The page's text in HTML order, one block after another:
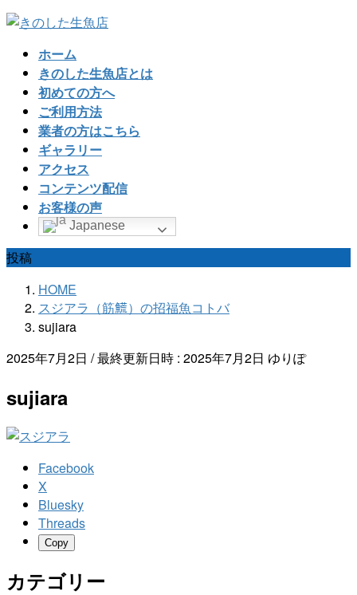
コ
ナ
ホーム
きのした生魚店とは
初めての方へ
ご利用方法
業者の方はこちら
ギャラリー
アクセス
コンテンツ配信
お客様の声
Japanese
投稿
HOME
スジアラ（筋𩺊）の招福魚コトバ
sujiara
2025年7月2日 / 最終更新日時 : 2025年7月2日 ゆりぽ
sujiara
Facebook
X
Bluesky
Threads
Copy
カテゴリー